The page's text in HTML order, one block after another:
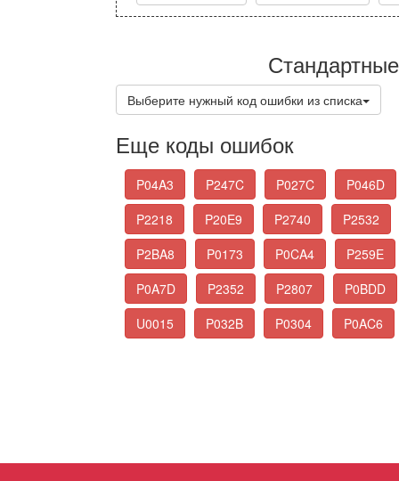
Выберите нужный код ошибки из списка
Еще коды ошибок
P04A3 P247C P027C
P046D
P2218
P20E9 P2740
P2532
P2BA8
P0173 P0CA4
P259E
P0A7D
P2352 P2807
P0BDD
U0015
P032B P0304 P0AC6